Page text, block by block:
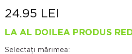
24.95 LEI
LA AL DOILEA PRODUS
Selectați mărimea: